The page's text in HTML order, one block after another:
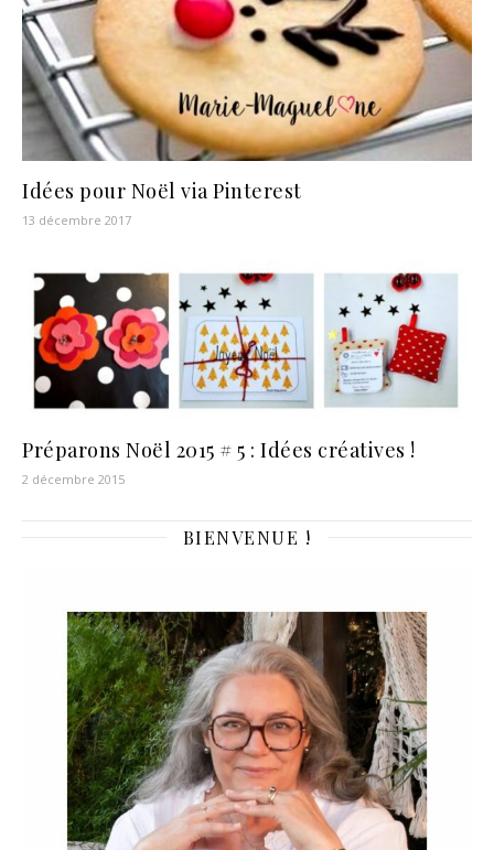
Idées pour Noël via Pinterest
13 décembre 2017
Préparons Noël 2015 # 5 : Idées créatives !
2 décembre 2015
BIENVENUE !